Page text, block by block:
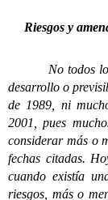
Riesgos y
No todos los
desarrollo o
de 1989, ni
2001, pues
considerar más o
fechas citadas.
cuando existía
riesgos, más o